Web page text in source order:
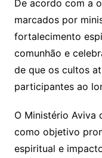
De acordo com a
marcados por
fortalecimento
comunhão e
de que os cultos
participantes ao
O Ministério Aviva
como objetivo
espiritual e